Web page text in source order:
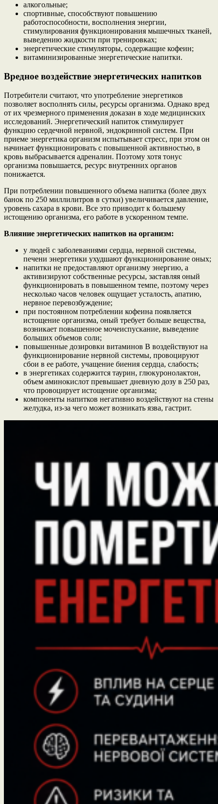
алкогольные;
спортивные, способствуют повышению
работоспособности, восполнения энергии,
стимулирования функционирования мышечных тканей,
выведению жидкости при тренировках;
энергетические стимуляторы, содержащие кофеин;
витаминизированные энергетические напитки.
Вредное воздействие энергетических напитков
Потребители считают, что употребление энергетиков
позволяет восполнять силы, ресурсы организма. Однако вред
от их чрезмерного применения доказан в ходе медицинских
исследований. Энергетический напиток стимулирует
функцию сердечной нервной, эндокринной систем. При
приеме энергетика организм испытывает стресс, при этом он
начинает функционировать с повышенной активностью, в
кровь выбрасывается адреналин. Поэтому хотя тонус
организма повышается, ресурс внутренних органов
понижается.
При потреблении повышенного объема напитка (более двух
банок по 250 миллилитров в сутки) увеличивается давление,
уровень сахара в крови. Все это приводит к большему
истощению организма, его работе в ускоренном темпе.
Влияние энергетических напитков на организм:
у людей с заболеваниями сердца, нервной системы,
печени энергетики ухудшают функционирование оных;
напитки не предоставляют организму энергию, а
активизируют собственные ресурсы, заставляя оный
функционировать в повышенном темпе, поэтому через
несколько часов человек ощущает усталость, апатию,
нервное перевозбуждение;
при постоянном потреблении кофеина появляется
истощение организма, оный требует больше вещества,
возникает повышенное мочеиспускание, выведение
больших объемов соли;
повышенные дозировки витаминов B воздействуют на
функционирование нервной системы, провоцируют
сбои в ее работе, учащение биения сердца, слабость;
в энергетиках содержится таурин, глюкуронолактон,
объем аминокислот превышает дневную дозу в 250 раз,
что провоцирует истощение организма;
компоненты напитков негативно воздействуют на стены
желудка, из-за чего может возникать язва, гастрит.